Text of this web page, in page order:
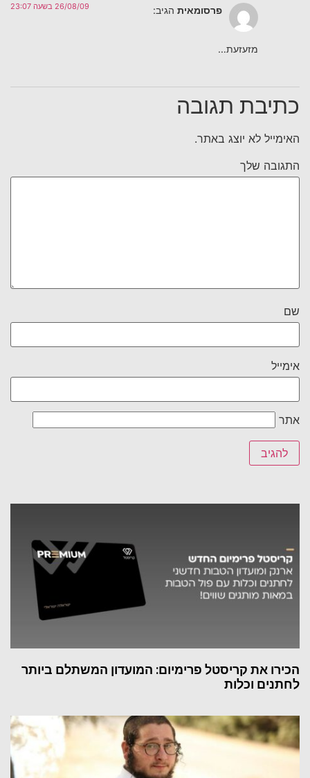
פרסומאית הגיב: 26/08/09 בשעה 23:07
מזעזעת…
כתיבת תגובה
האימייל לא יוצג באתר.
התגובה שלך
שם
אימייל
אתר
הכירו את קריסטל פרימיום: המועדון המשתלם ביותר
לחתנים וכלות